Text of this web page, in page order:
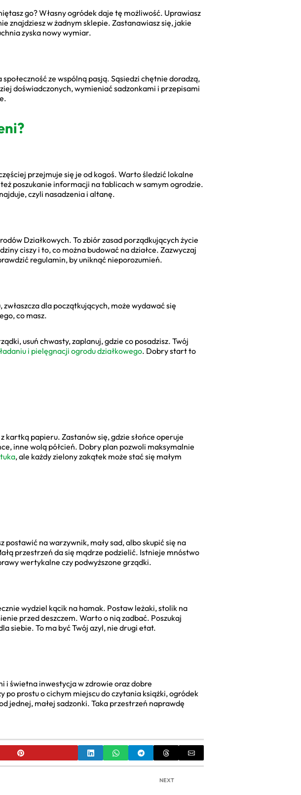
go? Własny ogródek daje tę możliwość. Uprawiasz
znajdziesz w żadnym sklepie. Zastanawiasz się, jakie
zyska nowy wymiar.
ze wspólną pasją. Sąsiedzi chętnie doradzą,
doświadczonych, wymieniać sadzonkami i przepisami
przejmuje się je od kogoś. Warto śledzić lokalne
poszukanie informacji na tablicach w samym ogrodzie.
czyli nasadzenia i altanę.
Działkowych. To zbiór zasad porządkujących życie
ciszy i to, co można budować na działce. Zazwyczaj
regulamin, by uniknąć nieporozumień.
dla początkujących, może wydawać się
co masz.
usuń chwasty, zaplanuj, gdzie co posadzisz. Twój
i pielęgnacji ogrodu działkowego. Dobry start to
kartką papieru. Zastanów się, gdzie słońce operuje
inne wolą półcień. Dobry plan pozwoli maksymalnie
, ale każdy zielony zakątek może stać się małym
postawić na warzywnik, mały sad, albo skupić się na
przestrzeń da się mądrze podzielić. Istnieje mnóstwo
wertykalne czy podwyższone grządki.
wydziel kącik na hamak. Postaw leżaki, stolik na
przed deszczem. Warto o nią zadbać. Poszukaj
siebie. To ma być Twój azyl, nie drugi etat.
i świetna inwestycja w zdrowie oraz dobre
po prostu o cichym miejscu do czytania książki, ogródek
jednej, małej sadzonki. Taka przestrzeń naprawdę
NEXT